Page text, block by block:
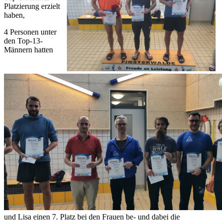
Platzierung erzielt
haben,
4 Personen unter
den Top-13-
Männern hatten
und Lisa einen 7. Platz bei den Frauen be- und dabei die